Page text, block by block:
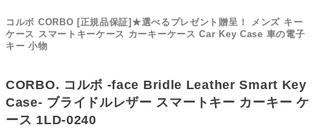
コルボ CORBO [正規品保証]★選べるプレゼント贈呈！ メンズ キー
ケース スマートキーケース カーキーケース Car Key Case 車の電子
キー 小物
CORBO. コルボ -face Bridle Leather Smart Key
Case- ブライドルレザー スマートキー カーキー ケ
ース 1LD-0240